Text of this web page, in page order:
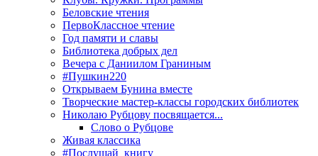
Беловские чтения
ПервоКлассное чтение
Год памяти и славы
Библиотека добрых дел
Вечера с Даниилом Граниным
#Пушкин220
Открываем Бунина вместе
Творческие мастер-классы городских библиотек
Николаю Рубцову посвящается...
Слово о Рубцове
Живая классика
#Послушай_книгу